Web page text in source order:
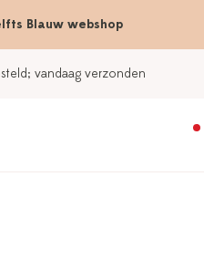
Blauw webshop
vandaag verzonden